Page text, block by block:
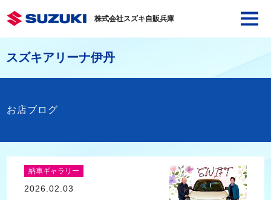
株式会社スズキ自販兵庫
スズキアリーナ伊丹
お店ブログ
納車ギャラリー
2026.02.03